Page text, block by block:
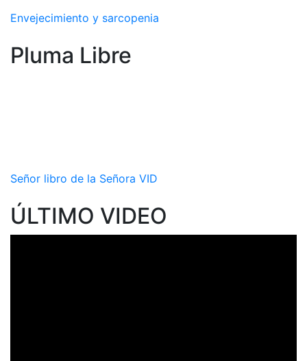
Envejecimiento y sarcopenia
Pluma Libre
Señor libro de la Señora VID
ÚLTIMO VIDEO